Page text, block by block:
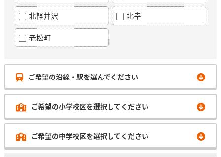
北軽井沢 北幸
老松町
ご希望の沿線・駅を選んでください
ご希望の小学校区を選択してください
ご希望の中学校区を選択してください